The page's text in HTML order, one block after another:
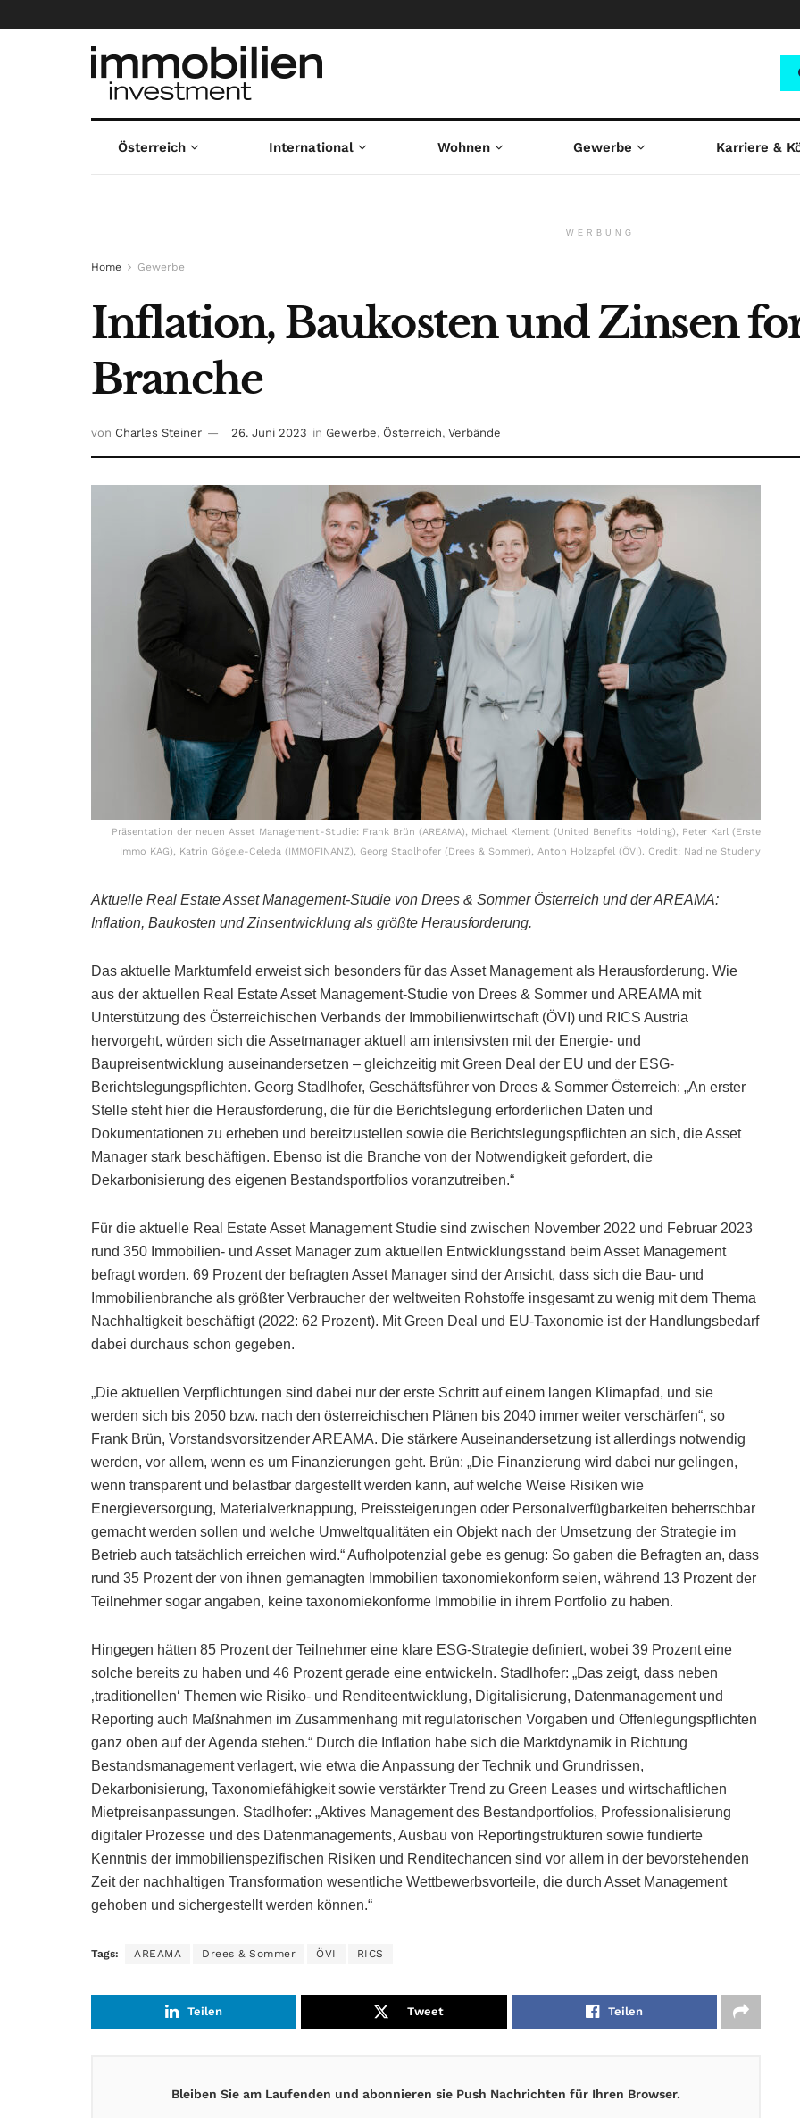
Österreich International Wohnen Gewerbe Karriere &
WERBUNG
Home Gewerbe
Inflation, Baukosten und Zinsen
Branche
von Charles Steiner 26. Juni 2023 in Gewerbe, Österreich, Verbände
Präsentation der neuen Asset Management-Studie: Frank Brün (AREAMA), Michael Klement (United Benefits Holding), Peter Karl (Erste
Immo KAG), Katrin Gögele-Celeda (IMMOFINANZ), Georg Stadlhofer (Drees & Sommer), Anton Holzapfel (ÖVI). Credit: Nadine Studeny
Aktuelle Real Estate Asset Management-Studie von Drees & Sommer Österreich und der AREAMA:
Inflation, Baukosten und Zinsentwicklung als größte Herausforderung.
Das aktuelle Marktumfeld erweist sich besonders für das Asset Management als Herausforderung. Wie
aus der aktuellen Real Estate Asset Management-Studie von Drees & Sommer und AREAMA mit
Unterstützung des Österreichischen Verbands der Immobilienwirtschaft (ÖVI) und RICS Austria
hervorgeht, würden sich die Assetmanager aktuell am intensivsten mit der Energie- und
Baupreisentwicklung auseinandersetzen – gleichzeitig mit Green Deal der EU und der ESG-
Berichtslegungspflichten. Georg Stadlhofer, Geschäftsführer von Drees & Sommer Österreich: „An erster
Stelle steht hier die Herausforderung, die für die Berichtslegung erforderlichen Daten und
Dokumentationen zu erheben und bereitzustellen sowie die Berichtslegungspflichten an sich, die Asset
Manager stark beschäftigen. Ebenso ist die Branche von der Notwendigkeit gefordert, die
Dekarbonisierung des eigenen Bestandsportfolios voranzutreiben.“
Für die aktuelle Real Estate Asset Management Studie sind zwischen November 2022 und Februar 2023
rund 350 Immobilien- und Asset Manager zum aktuellen Entwicklungsstand beim Asset Management
befragt worden. 69 Prozent der befragten Asset Manager sind der Ansicht, dass sich die Bau- und
Immobilienbranche als größter Verbraucher der weltweiten Rohstoffe insgesamt zu wenig mit dem Thema
Nachhaltigkeit beschäftigt (2022: 62 Prozent). Mit Green Deal und EU-Taxonomie ist der Handlungsbedarf
dabei durchaus schon gegeben.
„Die aktuellen Verpflichtungen sind dabei nur der erste Schritt auf einem langen Klimapfad, und sie
werden sich bis 2050 bzw. nach den österreichischen Plänen bis 2040 immer weiter verschärfen“, so
Frank Brün, Vorstandsvorsitzender AREAMA. Die stärkere Auseinandersetzung ist allerdings notwendig
werden, vor allem, wenn es um Finanzierungen geht. Brün: „Die Finanzierung wird dabei nur gelingen,
wenn transparent und belastbar dargestellt werden kann, auf welche Weise Risiken wie
Energieversorgung, Materialverknappung, Preissteigerungen oder Personalverfügbarkeiten beherrschbar
gemacht werden sollen und welche Umweltqualitäten ein Objekt nach der Umsetzung der Strategie im
Betrieb auch tatsächlich erreichen wird.“ Aufholpotenzial gebe es genug: So gaben die Befragten an, dass
rund 35 Prozent der von ihnen gemanagten Immobilien taxonomiekonform seien, während 13 Prozent der
Teilnehmer sogar angaben, keine taxonomiekonforme Immobilie in ihrem Portfolio zu haben.
Hingegen hätten 85 Prozent der Teilnehmer eine klare ESG-Strategie definiert, wobei 39 Prozent eine
solche bereits zu haben und 46 Prozent gerade eine entwickeln. Stadlhofer: „Das zeigt, dass neben
‚traditionellen‘ Themen wie Risiko- und Renditeentwicklung, Digitalisierung, Datenmanagement und
Reporting auch Maßnahmen im Zusammenhang mit regulatorischen Vorgaben und Offenlegungspflichten
ganz oben auf der Agenda stehen.“ Durch die Inflation habe sich die Marktdynamik in Richtung
Bestandsmanagement verlagert, wie etwa die Anpassung der Technik und Grundrissen,
Dekarbonisierung, Taxonomiefähigkeit sowie verstärkter Trend zu Green Leases und wirtschaftlichen
Mietpreisanpassungen. Stadlhofer: „Aktives Management des Bestandportfolios, Professionalisierung
digitaler Prozesse und des Datenmanagements, Ausbau von Reportingstrukturen sowie fundierte
Kenntnis der immobilienspezifischen Risiken und Renditechancen sind vor allem in der bevorstehenden
Zeit der nachhaltigen Transformation wesentliche Wettbewerbsvorteile, die durch Asset Management
gehoben und sichergestellt werden können.“
Tags: AREAMA Drees & Sommer ÖVI RICS
Teilen Tweet Teilen
Bleiben Sie am Laufenden und abonnieren sie Push Nachrichten für Ihren Browser.